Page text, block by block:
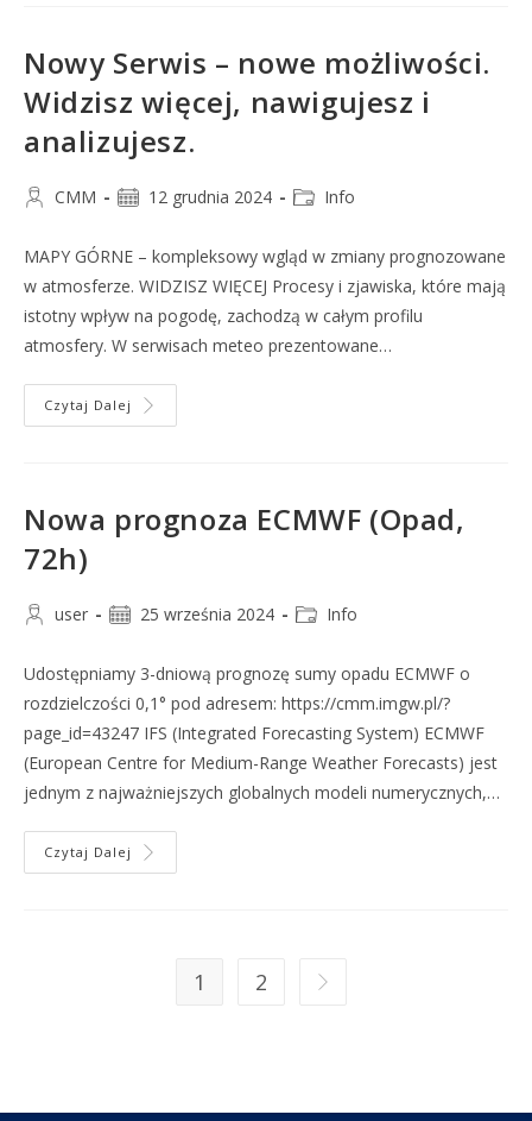
Nowy Serwis – nowe możliwości.
Widzisz więcej, nawigujesz i
analizujesz.
CMM 12 grudnia 2024 Info
MAPY GÓRNE – kompleksowy wgląd w zmiany prognozowane
w atmosferze. WIDZISZ WIĘCEJ Procesy i zjawiska, które mają
istotny wpływ na pogodę, zachodzą w całym profilu
atmosfery. W serwisach meteo prezentowane…
Czytaj Dalej
Nowa prognoza ECMWF (Opad,
72h)
user 25 września 2024 Info
Udostępniamy 3-dniową prognozę sumy opadu ECMWF o
rozdzielczości 0,1° pod adresem: https://cmm.imgw.pl/?
page_id=43247 IFS (Integrated Forecasting System) ECMWF
(European Centre for Medium-Range Weather Forecasts) jest
jednym z najważniejszych globalnych modeli numerycznych,…
Czytaj Dalej
1 2